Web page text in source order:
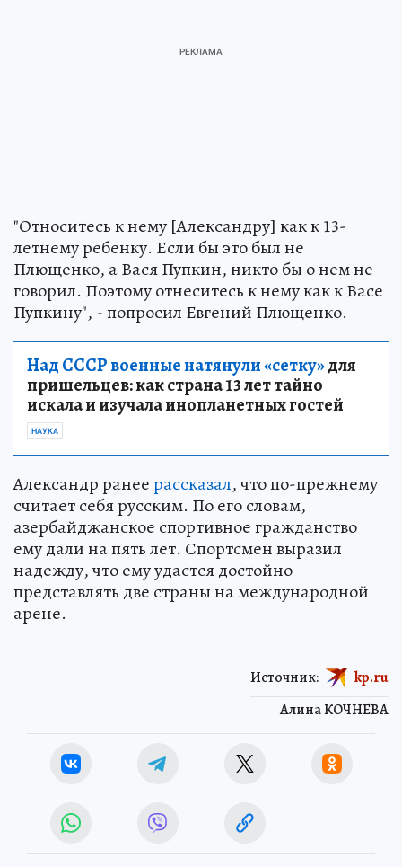
"Относитесь к нему [Александру] как к 13-
летнему ребенку. Если бы это был не
Плющенко, а Вася Пупкин, никто бы о нем не
говорил. Поэтому отнеситесь к нему как к Васе
Пупкину", - попросил Евгений Плющенко.
Над СССР военные натянули «сетку»для
пришельцев: как страна 13 лет тайно
искала и изучала инопланетных гостей
НАУКА
Александр ранеерассказал, что по-прежнему
считает себя русским. По его словам,
азербайджанское спортивное гражданство
ему дали на пять лет. Спортсмен выразил
надежду, что ему удастся достойно
представлять две страны на международной
арене.
Алина КОЧНЕВА
Источник: kp.ru